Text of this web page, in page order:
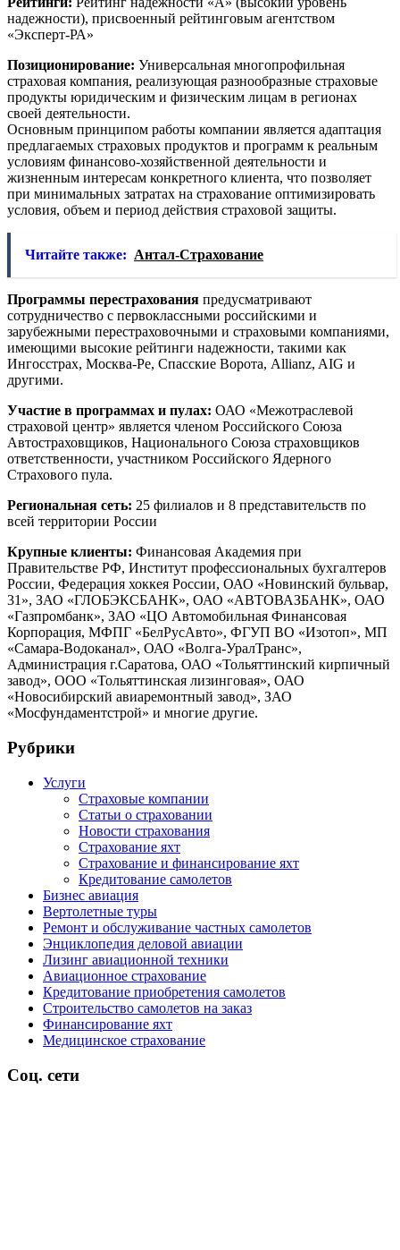
надежности), присвоенный рейтинговым агентством
«Эксперт-РА»
Позиционирование: Универсальная многопрофильная
страховая компания, реализующая разнообразные страховые
продукты юридическим и физическим лицам в регионах
своей деятельности.
Основным принципом работы компании является адаптация
предлагаемых страховых продуктов и программ к реальным
условиям финансово-хозяйственной деятельности и
жизненным интересам конкретного клиента, что позволяет
при минимальных затратах на страхование оптимизировать
условия, объем и период действия страховой защиты.
Читайте также: Антал-Страхование
Программы перестрахования предусматривают
сотрудничество с первоклассными российскими и
зарубежными перестраховочными и страховыми компаниями,
имеющими высокие рейтинги надежности, такими как
Ингосстрах, Москва-Ре, Спасские Ворота, Allianz, AIG и
другими.
Участие в программах и пулах: ОАО «Межотраслевой
страховой центр» является членом Российского Союза
Автостраховщиков, Национального Союза страховщиков
ответственности, участником Российского Ядерного
Страхового пула.
Региональная сеть: 25 филиалов и 8 представительств по
всей территории России
Крупные клиенты: Финансовая Академия при
Правительстве РФ, Институт профессиональных бухгалтеров
России, Федерация хоккея России, ОАО «Новинский бульвар,
31», ЗАО «ГЛОБЭКСБАНК», ОАО «АВТОВАЗБАНК», ОАО
«Газпромбанк», ЗАО «ЦО Автомобильная Финансовая
Корпорация, МФПГ «БелРусАвто», ФГУП ВО «Изотоп», МП
«Самара-Водоканал», ОАО «Волга-УралТранс»,
Администрация г.Саратова, ОАО «Тольяттинский кирпичный
завод», ООО «Тольяттинская лизинговая», ОАО
«Новосибирский авиаремонтный завод», ЗАО
«Мосфундаментстрой» и многие другие.
Рубрики
Услуги
Страховые компании
Статьи о страховании
Новости страхования
Страхование яхт
Страхование и финансирование яхт
Кредитование самолетов
Бизнес авиация
Вертолетные туры
Ремонт и обслуживание частных самолетов
Энциклопедия деловой авиации
Лизинг авиационной техники
Авиационное страхование
Кредитование приобретения самолетов
Строительство самолетов на заказ
Финансирование яхт
Медицинское страхование
Соц. сети